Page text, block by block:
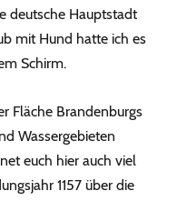
deutsche Hauptstadt
mit Hund hatte ich es
Schirm.
Fläche Brandenburgs
Wassergebieten
euch hier auch viel
1157 über die